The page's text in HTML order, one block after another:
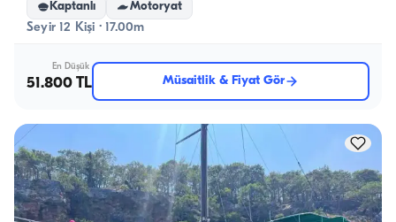
Kaptanlı Motoryat
Seyir 12 Kişi · 17.00m
En Düşük
51.800 TL Müsaitlik & Fiyat Gör